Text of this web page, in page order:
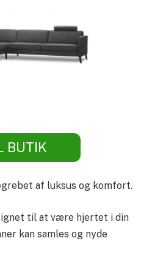
BUTIK
af luksus og komfort.
til at være hjertet i din
kan samles og nyde